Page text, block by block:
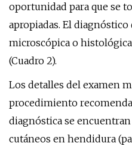
oportunidad para que se
apropiadas. El
microscópica o
(Cuadro 2).
Los detalles del examen
procedimiento
diagnóstica se
cutáneos en hendidura